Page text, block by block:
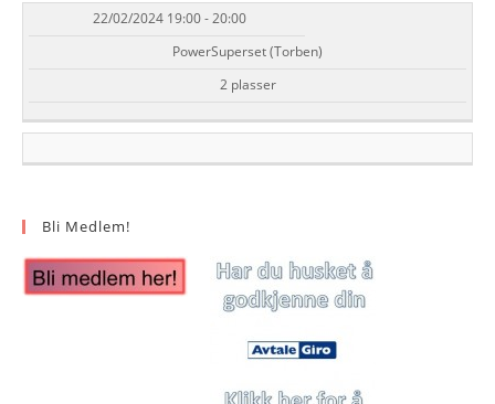
DATO/TID EVENT TILGJENGELIGHET
22/02/2024 19:00 - 20:00
PowerSuperset (Torben)
2 plasser
Bli Medlem!